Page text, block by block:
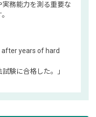
務能力を測る重要な
after years of hard
験に合格した。」